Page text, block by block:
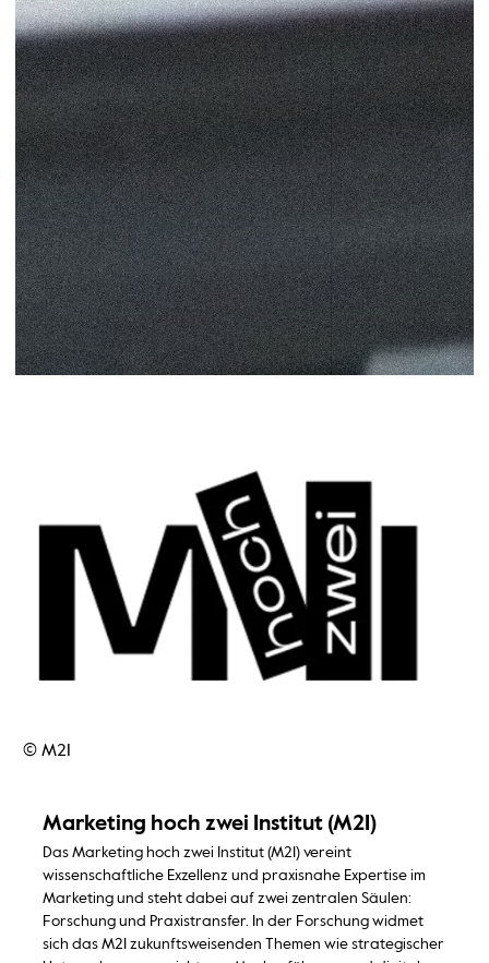
© M2I
Marketing hoch zwei Institut (M2I)
Das Marketing hoch zwei Institut (M2I) vereint
wissenschaftliche Exzellenz und praxisnahe Expertise im
Marketing und steht dabei auf zwei zentralen Säulen:
Forschung und Praxistransfer. In der Forschung widmet
sich das M2I zukunftsweisenden Themen wie strategischer